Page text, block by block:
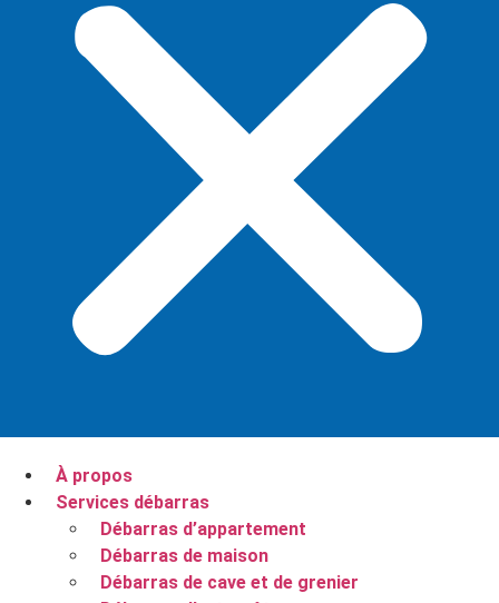
À propos
Services débarras
Débarras d’appartement
Débarras de maison
Débarras de cave et de grenier